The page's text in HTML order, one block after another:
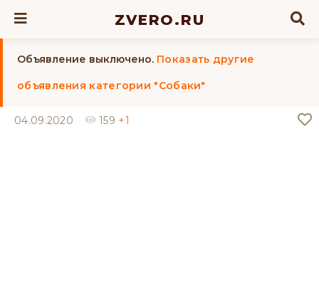
ZVERO.RU
Объявление выключено. Показать другие
объявления категории "Собаки"
04.09.2020 159 +1